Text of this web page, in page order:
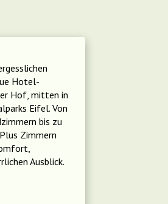
Hotel-
Hof, mitten in
Eifel. Von
bis zu
Zimmern
Ausblick.